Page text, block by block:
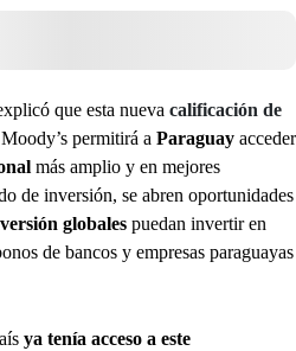
que esta nueva calificación de
permitirá a Paraguay acceder
más amplio y en mejores
de inversión, se abren oportunidades
globales puedan invertir en
de bancos y empresas paraguayas
ya tenía acceso a este